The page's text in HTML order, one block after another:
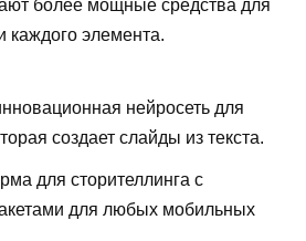
более мощные средства для
каждого элемента.
нейросеть для
создает слайды из текста.
для сторителлинга с
для любых мобильных